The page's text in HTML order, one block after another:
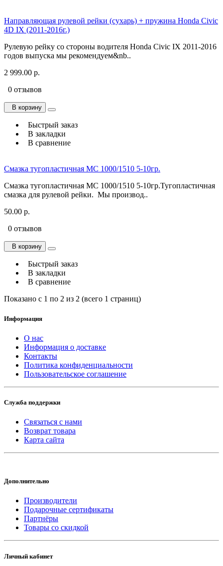
Направляющая рулевой рейки (сухарь) + пружина Honda Civic
4D IX (2011-2016г.)
Рулевую рейку со стороны водителя Honda Civic IX 2011-2016
годов выпуска мы рекомендуем&nb..
2 999.00 р.
0 отзывов
В корзину
Быстрый заказ
В закладки
В сравнение
Смазка тугопластичная МС 1000/1510 5-10гр.
Смазка тугопластичная МС 1000/1510 5-10гр.Тугопластичная
смазка для рулевой рейки. Мы производ..
50.00 р.
0 отзывов
В корзину
Быстрый заказ
В закладки
В сравнение
Показано с 1 по 2 из 2 (всего 1 страниц)
Информация
О нас
Информация о доставке
Контакты
Политика конфиденциальности
Пользовательское соглашение
Служба поддержки
Связаться с нами
Возврат товара
Карта сайта
Дополнительно
Производители
Подарочные сертификаты
Партнёры
Товары со скидкой
Личный кабинет